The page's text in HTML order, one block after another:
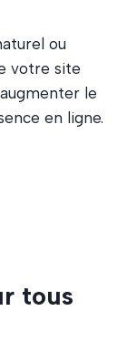
ou
votre site
le
en ligne.
tous